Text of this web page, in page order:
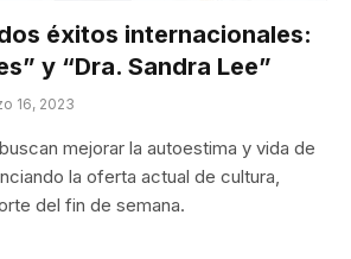
éxitos internacionales:
y “Dra. Sandra Lee”
16, 2023
mejorar la autoestima y vida de
la oferta actual de cultura,
del fin de semana.